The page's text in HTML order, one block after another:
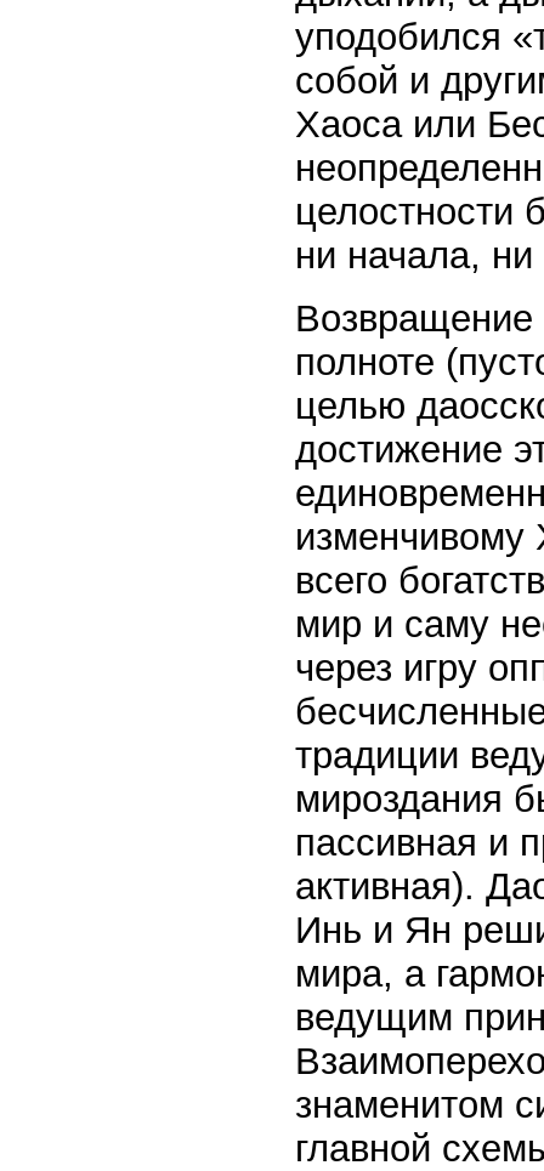
уподобился
собой и
Хаоса или
ни начала, ни
Возвращение
полноте
целью
достижение
изменчивому
всего
мир и саму
через игру
традиции
мироздания
пассивная и
активная).
Инь и Ян
мира, а
ведущим
знаменитом
главной